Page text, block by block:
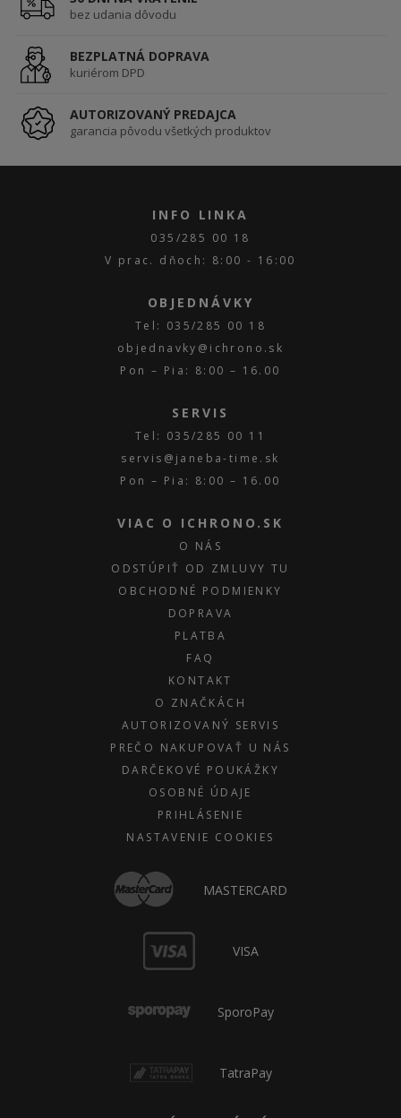
bez udania dôvodu
BEZPLATNÁ DOPRAVA
kuriérom DPD
AUTORIZOVANÝ PREDAJCA
garancia pôvodu všetkých produktov
INFO LINKA
035/285 00 18
V prac. dňoch: 8:00 - 16:00
OBJEDNÁVKY
Tel: 035/285 00 18
objednavky@ichrono.sk
Pon – Pia: 8:00 – 16.00
SERVIS
Tel: 035/285 00 11
servis@janeba-time.sk
Pon – Pia: 8:00 – 16.00
VIAC O ICHRONO.SK
O NÁS
ODSTÚPIŤ OD ZMLUVY TU
OBCHODNÉ PODMIENKY
DOPRAVA
PLATBA
FAQ
KONTAKT
O ZNAČKÁCH
AUTORIZOVANÝ SERVIS
PREČO NAKUPOVAŤ U NÁS
DARČEKOVÉ POUKÁŽKY
OSOBNÉ ÚDAJE
PRIHLÁSENIE
NASTAVENIE COOKIES
MASTERCARD
VISA
SporoPay
TatraPay